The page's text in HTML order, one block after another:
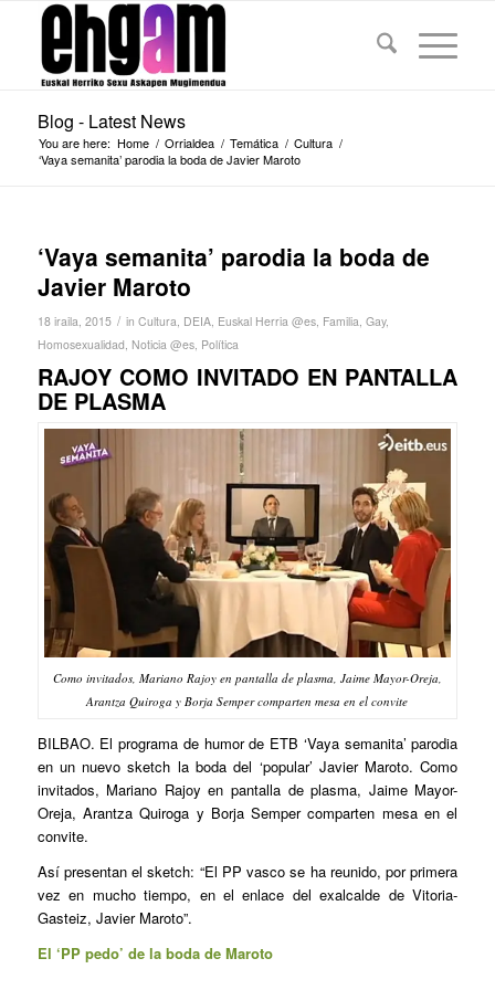
Blog - Latest News
You are here: Home / Orrialdea / Temática / Cultura /
‘Vaya semanita’ parodia la boda de Javier Maroto
‘Vaya semanita’ parodia la boda de
Javier Maroto
18 iraila, 2015 / in Cultura, DEIA, Euskal Herria @es, Familia, Gay,
Homosexualidad, Noticia @es, Política
RAJOY COMO INVITADO EN PANTALLA
DE PLASMA
Como invitados, Mariano Rajoy en pantalla de plasma, Jaime Mayor-Oreja,
Arantza Quiroga y Borja Semper comparten mesa en el convite
BILBAO. El programa de humor de ETB ‘Vaya semanita’ parodia
en un nuevo sketch la boda del ‘popular’ Javier Maroto. Como
invitados, Mariano Rajoy en pantalla de plasma, Jaime Mayor-
Oreja, Arantza Quiroga y Borja Semper comparten mesa en el
convite.
Así presentan el sketch: “El PP vasco se ha reunido, por primera
vez en mucho tiempo, en el enlace del exalcalde de Vitoria-
Gasteiz, Javier Maroto”.
El ‘PP pedo’ de la boda de Maroto